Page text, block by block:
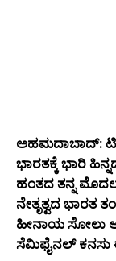
ಅಹಮದಾಬಾದ್:
ಭಾರತಕ್ಕೆ ಭಾರಿ
ಹಂತದ ತನ್ನ
ನೇತೃತ್ವದ ಭಾರತ
ಹೀನಾಯ ಸೋಲು
ಸೆಮಿಫೈನಲ್ ಕನಸು